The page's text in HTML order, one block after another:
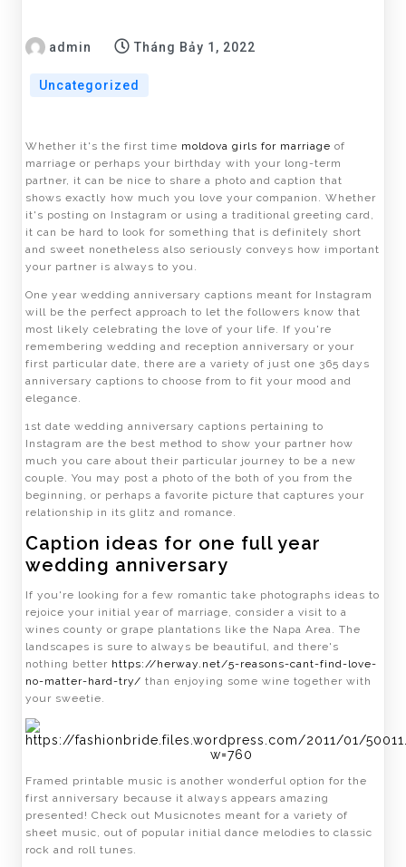
admin Tháng Bảy 1, 2022
Uncategorized
Whether it's the first time moldova girls for marriage of
marriage or perhaps your birthday with your long-term
partner, it can be nice to share a photo and caption that
shows exactly how much you love your companion. Whether
it's posting on Instagram or using a traditional greeting card,
it can be hard to look for something that is definitely short
and sweet nonetheless also seriously conveys how important
your partner is always to you.
One year wedding anniversary captions meant for Instagram
will be the perfect approach to let the followers know that
most likely celebrating the love of your life. If you're
remembering wedding and reception anniversary or your
first particular date, there are a variety of just one 365 days
anniversary captions to choose from to fit your mood and
elegance.
1st date wedding anniversary captions pertaining to
Instagram are the best method to show your partner how
much you care about their particular journey to be a new
couple. You may post a photo of the both of you from the
beginning, or perhaps a favorite picture that captures your
relationship in its glitz and romance.
Caption ideas for one full year
wedding anniversary
If you're looking for a few romantic take photographs ideas to
rejoice your initial year of marriage, consider a visit to a
wines county or grape plantations like the Napa Area. The
landscapes is sure to always be beautiful, and there's
nothing better https://herway.net/5-reasons-cant-find-love-
no-matter-hard-try/ than enjoying some wine together with
your sweetie.
Framed printable music is another wonderful option for the
first anniversary because it always appears amazing
presented! Check out Musicnotes meant for a variety of
sheet music, out of popular initial dance melodies to classic
rock and roll tunes.